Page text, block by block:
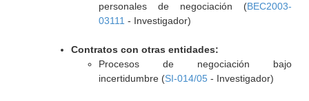
personales de negociación (BEC2003-
03111 - Investigador)
Contratos con otras entidades:
Procesos de negociación bajo
incertidumbre (SI-014/05- Investigador)